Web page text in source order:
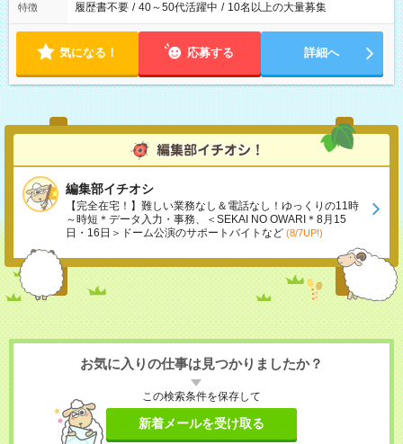
特徴 履歴書不要 / 40～50代活躍中 / 10名以上の大量募集
気になる！ 応募する 詳細へ
編集部イチオシ
【完全在宅！】難しい業務なし＆電話なし！ゆっくりの11時
～時短＊データ入力・事務、＜SEKAI NO OWARI＊8月15
日・16日＞ドーム公演のサポートバイトなど (8/7UP!)
お気に入りの仕事は見つかりましたか？
この検索条件を保存して
新着メールを受け取る